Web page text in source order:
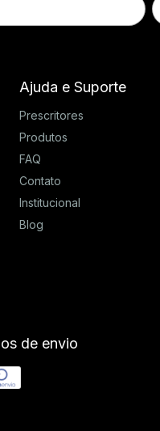
Ajuda e Suporte
Prescritores
Produtos
FAQ
Contato
Institucional
Blog
de envio